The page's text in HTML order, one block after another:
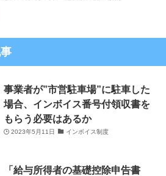
事業者が”市営駐車場”に駐車した
場合、インボイス番号付領収書を
もらう必要はあるか
2023年5月11日 インボイス制度
「給与所得者の基礎控除申告書